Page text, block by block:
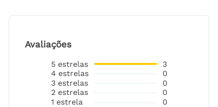
Avaliações
5 estrelas
4 estrelas
3 estrelas
2 estrelas
1 estrela
3
0
0
0
0